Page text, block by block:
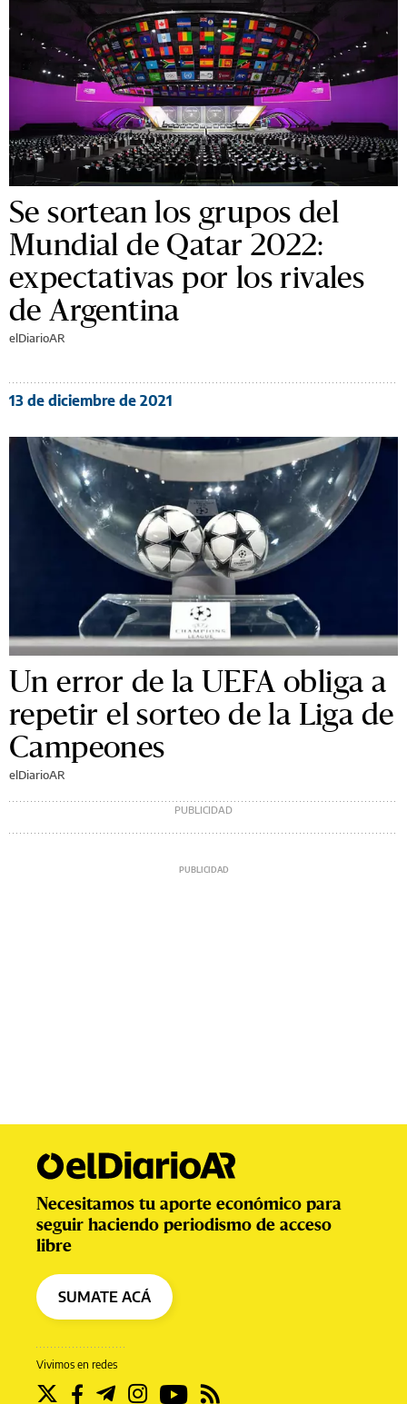
Se sortean los grupos del
Mundial de Qatar 2022:
expectativas por los rivales
de Argentina
elDiarioAR
13 de diciembre de 2021
Un error de la UEFA obliga a
repetir el sorteo de la Liga de
Campeones
elDiarioAR
Vivimos en redes
Necesitamos tu aporte económico para
seguir haciendo periodismo de acceso
libre
SUMATE ACÁ